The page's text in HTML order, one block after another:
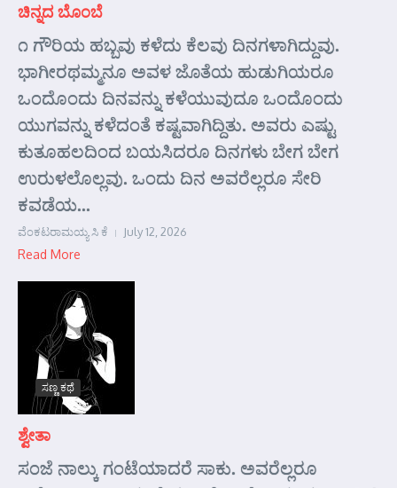
ಚಿನ್ನದ ಬೊಂಬೆ
೧ ಗೌರಿಯ ಹಬ್ಬವು ಕಳೆದು ಕೆಲವು ದಿನಗಳಾಗಿದ್ದುವು.
ಭಾಗೀರಥಮ್ಮನೂ ಅವಳ ಜೊತೆಯ ಹುಡುಗಿಯರೂ
ಒಂದೊಂದು ದಿನವನ್ನು ಕಳೆಯುವುದೂ ಒಂದೊಂದು
ಯುಗವನ್ನು ಕಳೆದಂತೆ ಕಷ್ಟವಾಗಿದ್ದಿತು. ಅವರು ಎಷ್ಟು
ಕುತೂಹಲದಿಂದ ಬಯಸಿದರೂ ದಿನಗಳು ಬೇಗ ಬೇಗ
ಉರುಳಲೊಲ್ಲವು. ಒಂದು ದಿನ ಅವರೆಲ್ಲರೂ ಸೇರಿ
ಕವಡೆಯ...
ವೆಂಕಟರಾಮಯ್ಯ ಸಿ ಕೆ July 12, 2026
Read More
ಸಣ್ಣ ಕಥೆ
ಶ್ವೇತಾ
ಸಂಜೆ ನಾಲ್ಕು ಗಂಟೆಯಾದರೆ ಸಾಕು. ಅವರೆಲ್ಲರೂ